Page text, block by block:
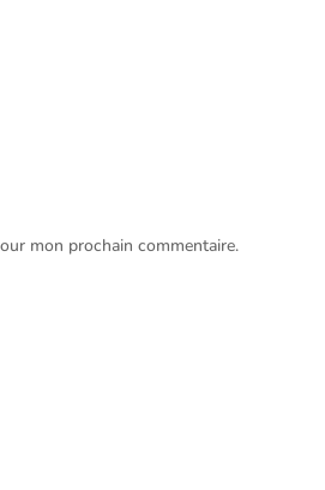
mon prochain commentaire.